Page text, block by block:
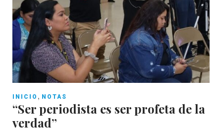
INICIO , NOTAS
“Ser periodista es ser profeta de la
verdad”